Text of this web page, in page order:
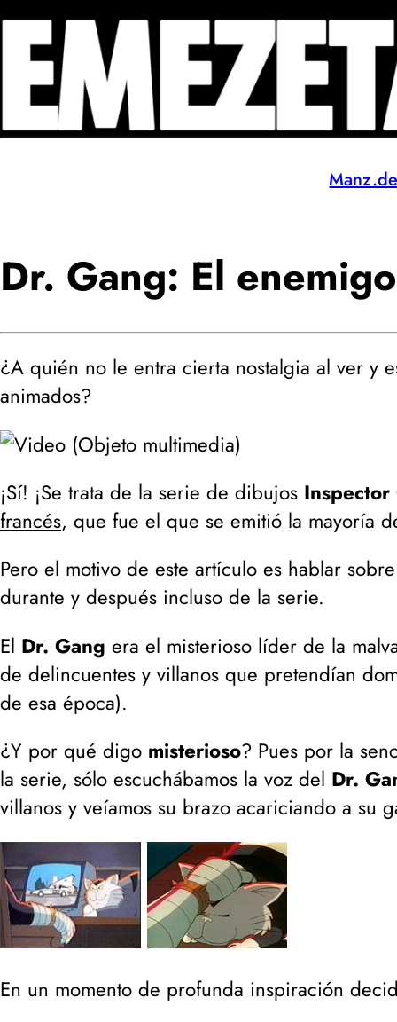
Dr. Gang: El
¿A quién no le entra cierta nostalgia al ver y
animados?
¡Sí! ¡Se trata de la serie de dibujos
francés, que fue el que se emitió la mayoría
Pero el motivo de este artículo es hablar
durante y después incluso de la serie.
El Dr. Gang era el misterioso líder de la
de delincuentes y villanos que pretendían
de esa época).
¿Y por qué digo misterioso? Pues por la
la serie, sólo escuchábamos la voz del Dr.
villanos y veíamos su brazo acariciando a su
En un momento de profunda inspiración